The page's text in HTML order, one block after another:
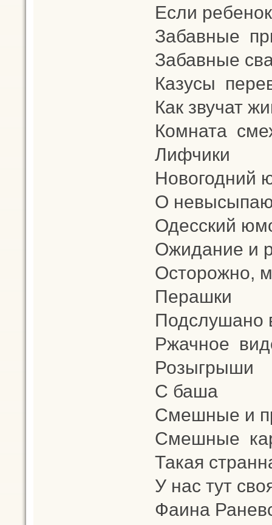
Если
Забавные
Забавные
Казусы
Как звучат
Комната
Лифчики
Новогодний
О
Одесский
Ожидание и
Осторожно,
Перашки
Подслушано
Ржачное
Розыгрыши
С баша
Смешные и
Смешные
Такая
У нас тут
Фаина